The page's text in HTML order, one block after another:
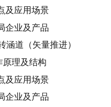
及应用场景
企业及产品
涵道（矢量推进）
原理及结构
及应用场景
企业及产品